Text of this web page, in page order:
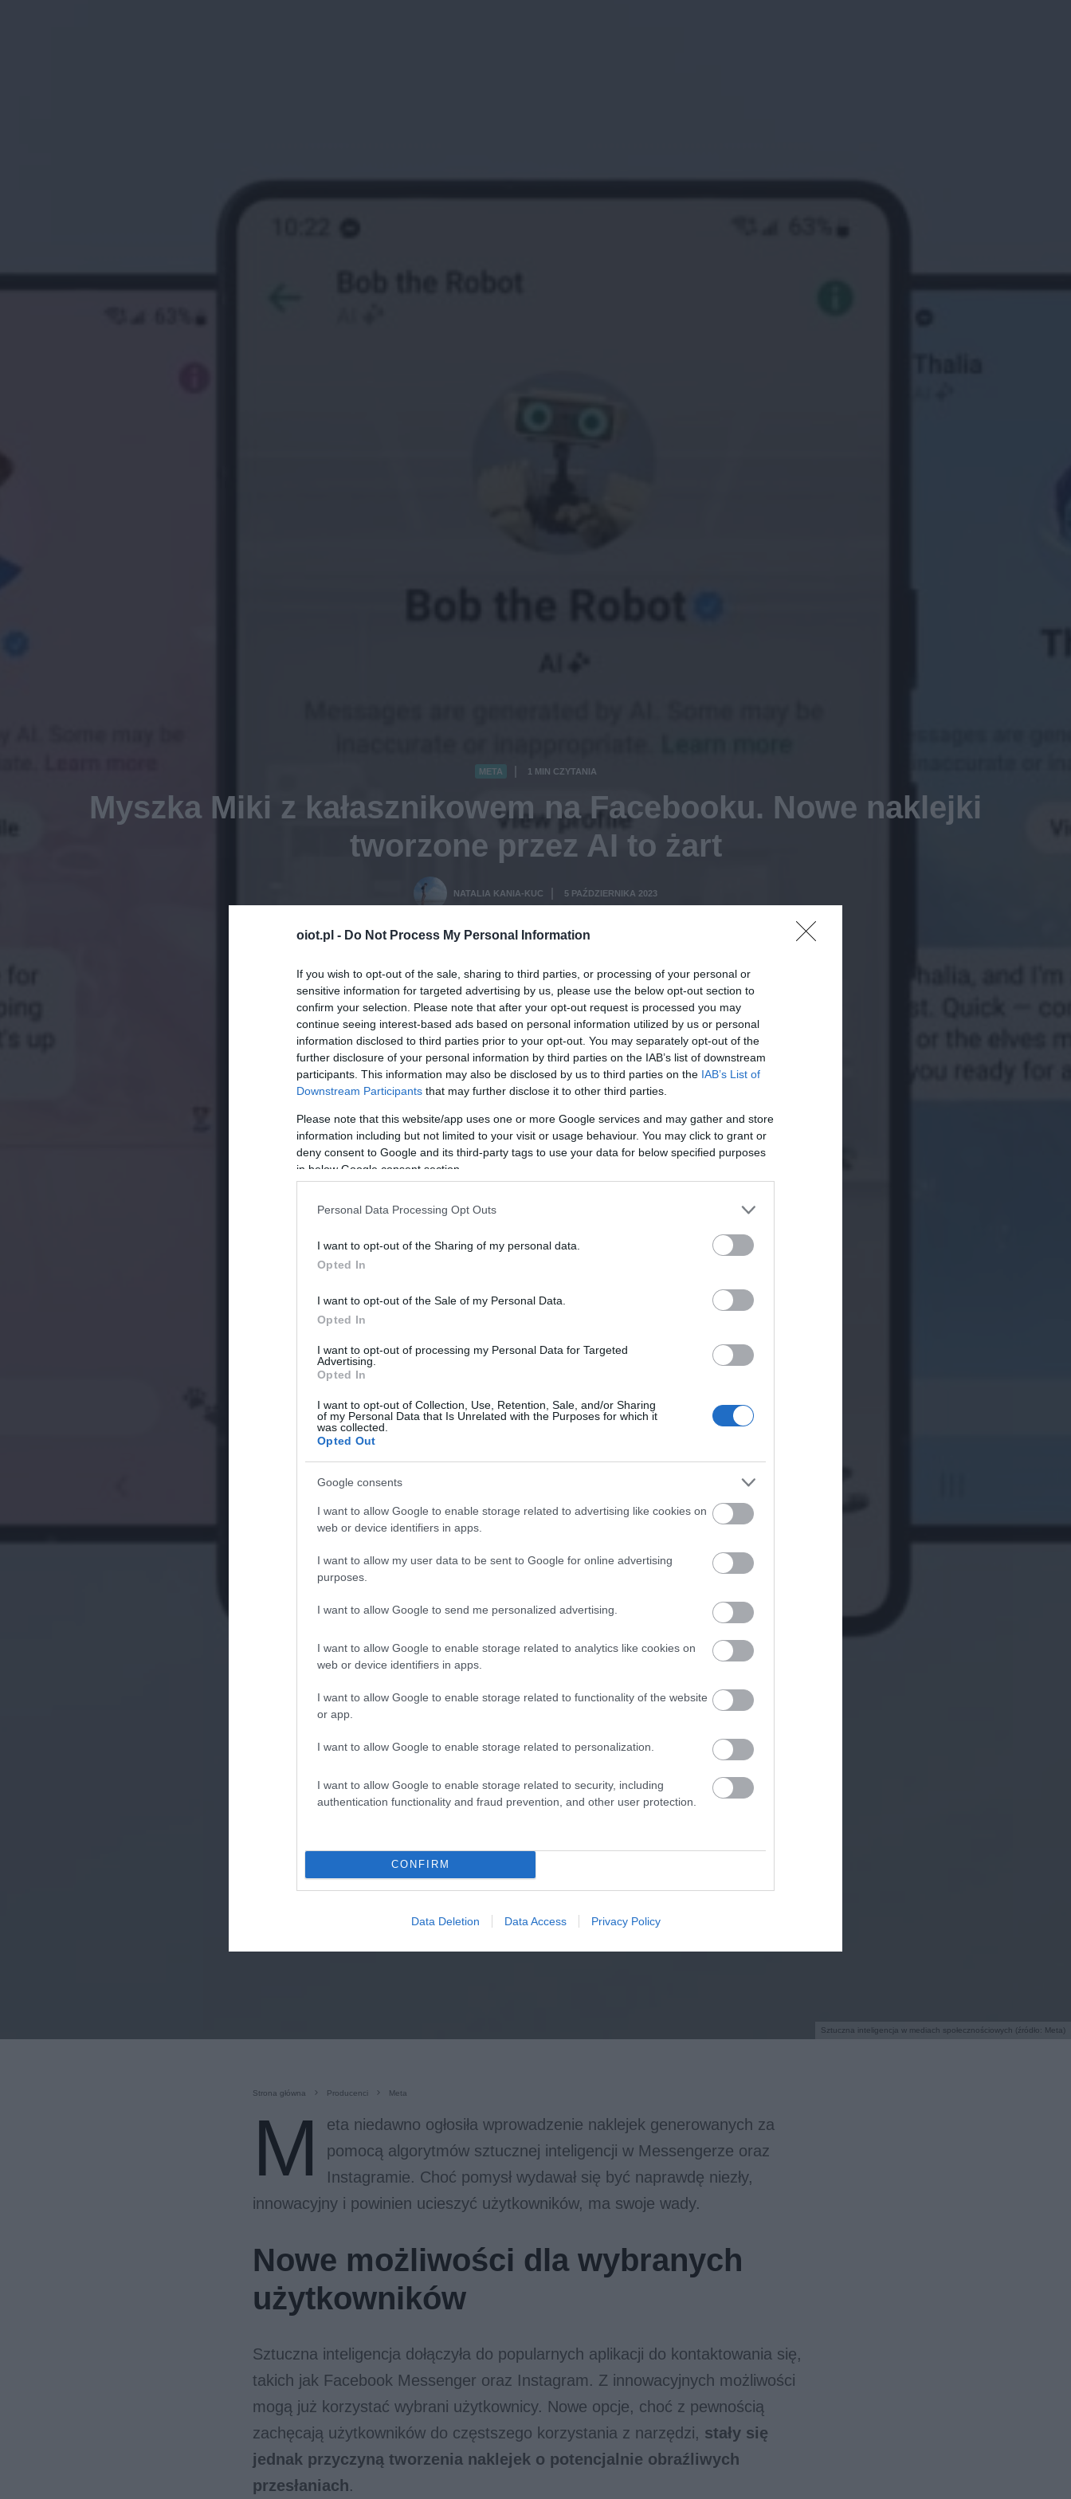
oiot.pl - Do Not Process My Personal Information
If you wish to opt-out of the sale, sharing to third parties, or processing of your personal or
sensitive information for targeted advertising by us, please use the below opt-out section to
confirm your selection. Please note that after your opt-out request is processed you may
continue seeing interest-based ads based on personal information utilized by us or personal
information disclosed to third parties prior to your opt-out. You may separately opt-out of the
further disclosure of your personal information by third parties on the IAB’s list of downstream
participants. This information may also be disclosed by us to third parties on the IAB’s List of
Downstream Participants that may further disclose it to other third parties.
Please note that this website/app uses one or more Google services and may gather and store
information including but not limited to your visit or usage behaviour. You may click to grant or
deny consent to Google and its third-party tags to use your data for below specified purposes
in below Google consent section.
Personal Data Processing Opt Outs
I want to opt-out of the Sharing of my personal data.
Opted In
I want to opt-out of the Sale of my Personal Data.
Opted In
I want to opt-out of processing my Personal Data for Targeted
Advertising.
Opted In
I want to opt-out of Collection, Use, Retention, Sale, and/or Sharing
of my Personal Data that Is Unrelated with the Purposes for which it
was collected.
Opted Out
Google consents
I want to allow Google to enable storage related to advertising like cookies on
web or device identifiers in apps.
I want to allow my user data to be sent to Google for online advertising
purposes.
I want to allow Google to send me personalized advertising.
I want to allow Google to enable storage related to analytics like cookies on
web or device identifiers in apps.
I want to allow Google to enable storage related to functionality of the website
or app.
I want to allow Google to enable storage related to personalization.
I want to allow Google to enable storage related to security, including
authentication functionality and fraud prevention, and other user protection.
CONFIRM
Data Deletion Data Access Privacy Policy
Sztuczna inteligencja w mediach społecznościowych (źródło: Meta)
META 1 MIN CZYTANIA
Myszka Miki z kałasznikowem na Facebooku. Nowe naklejki
tworzone przez AI to żart
NATALIA KANIA-KUC 5 PAŹDZIERNIKA 2023
Strona główna Producenci Meta
M
eta niedawno ogłosiła wprowadzenie naklejek generowanych za
pomocą algorytmów sztucznej inteligencji w Messengerze oraz
Instagramie. Choć pomysł wydawał się być naprawdę niezły,
innowacyjny i powinien ucieszyć użytkowników, ma swoje wady.
Nowe możliwości dla wybranych
użytkowników
Sztuczna inteligencja dołączyła do popularnych aplikacji do kontaktowania się,
takich jak Facebook Messenger oraz Instagram. Z innowacyjnych możliwości
mogą już korzystać wybrani użytkownicy. Nowe opcje, choć z pewnością
zachęcają użytkowników do częstszego korzystania z narzędzi, stały się
jednak przyczyną tworzenia naklejek o potencjalnie obraźliwych
przesłaniach.